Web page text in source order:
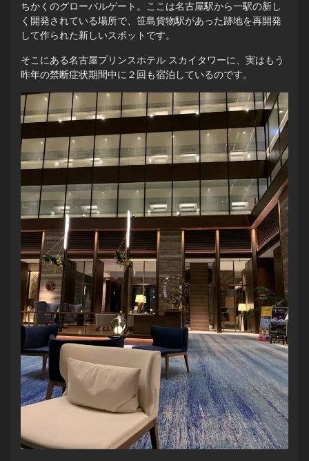
ちかくのグローバルゲート。ここは名古屋駅から一駅の新し
く開発されている場所で、笹島貨物駅があった跡地を再開発
して作られた新しいスポットです。
そこにある名古屋プリンスホテル スカイタワーに、実はもう
昨年の禁断症状期間中に２回も宿泊しているのです。